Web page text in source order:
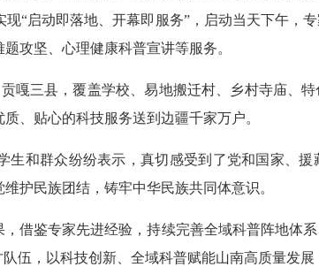
“启动即落地、开幕即服务”，启动当天下午，
攻坚、心理健康科普宣讲等服务。
嘎三县，覆盖学校、易地搬迁村、乡村寺庙、
、贴心的科技服务送到边疆千家万户。
生和群众纷纷表示，真切感受到了党和国家、
护民族团结，铸牢中华民族共同体意识。
借鉴专家先进经验，持续完善全域科普阵地体
伍，以科技创新、全域科普赋能山南高质量发